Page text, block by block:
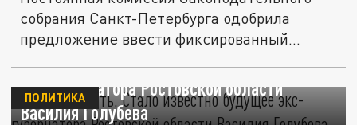
собрания Санкт-Петербурга одобрила
предложение ввести фиксированный
Будет творить. Стало известно будущее
экс-губернатора Ростовской области
Василия Голубева
ПОЛИТИКА